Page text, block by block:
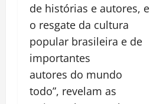
de histórias e autores, e
o resgate da cultura
popular brasileira e de
importantes
autores do mundo
todo”, revelam as